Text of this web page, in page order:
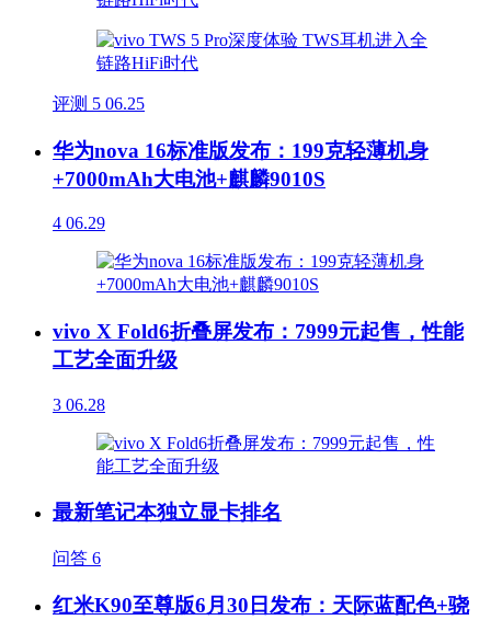
评测 5 06.25
华为nova 16标准版发布：199克轻薄机身
+7000mAh大电池+麒麟9010S
4 06.29
vivo X Fold6折叠屏发布：7999元起售，性能
工艺全面升级
3 06.28
最新笔记本独立显卡排名
问答 6
红米K90至尊版6月30日发布：天际蓝配色+骁